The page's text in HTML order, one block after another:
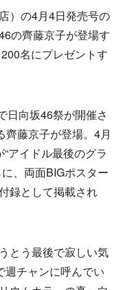
）の4月4日発売号の
の齊藤京子が登場す
名にプレゼントす
日向坂46祭が開催さ
藤京子が登場。4月
アイドル最後のグラ
、両面BIGポスター
録として掲載され
とう最後で寂しい気
週チャンに呼んでい